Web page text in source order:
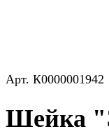
Арт. К0000001942
Шейка